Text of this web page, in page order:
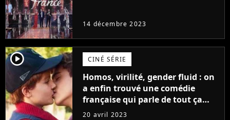
14 décembre 2023
player2 CINÉ SÉRIE
Homos, virilité, gender fluid : on
a enfin trouvé une comédie
française qui parle de tout ça
sans être super ringarde
20 avril 2023